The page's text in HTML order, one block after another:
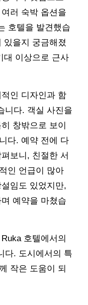
러 숙박 옵션을
호텔을 발견했습
있을지 궁금해졌
대 이상으로 근사
인 디자인과 함
니다. 객실 사진을
창밖으로 보이
다. 예약 전에 다
보니, 친절한 서
인 언급이 많아
임도 있었지만,
예약을 마쳤습
호텔에서의
다. 도시에서의 특
작은 도움이 되